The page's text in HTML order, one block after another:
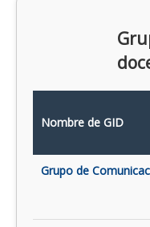
Nombre de GID
Grupo de